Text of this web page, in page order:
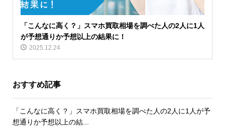
「こんなに高く？」スマホ買取相場を調べた人の2人に1人
が予想通りか予想以上の結果に！
2025.12.24
おすすめ記事
「こんなに高く？」スマホ買取相場を調べた人の2人に1人が予
想通りか予想以上の結...